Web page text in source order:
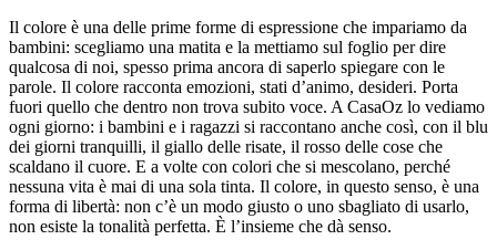
Il colore è una delle prime forme di espressione che impariamo da
bambini: scegliamo una matita e la mettiamo sul foglio per dire
qualcosa di noi, spesso prima ancora di saperlo spiegare con le
parole. Il colore racconta emozioni, stati d’animo, desideri. Porta
fuori quello che dentro non trova subito voce. A CasaOz lo vediamo
ogni giorno: i bambini e i ragazzi si raccontano anche così, con il blu
dei giorni tranquilli, il giallo delle risate, il rosso delle cose che
scaldano il cuore. E a volte con colori che si mescolano, perché
nessuna vita è mai di una sola tinta. Il colore, in questo senso, è una
forma di libertà: non c’è un modo giusto o uno sbagliato di usarlo,
non esiste la tonalità perfetta. È l’insieme che dà senso.